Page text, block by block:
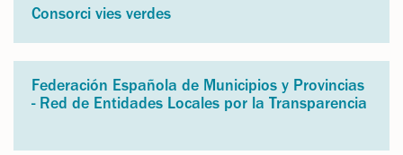
Consorci vies verdes
Federación Española de Municipios y Provincias
- Red de Entidades Locales por la Transparencia